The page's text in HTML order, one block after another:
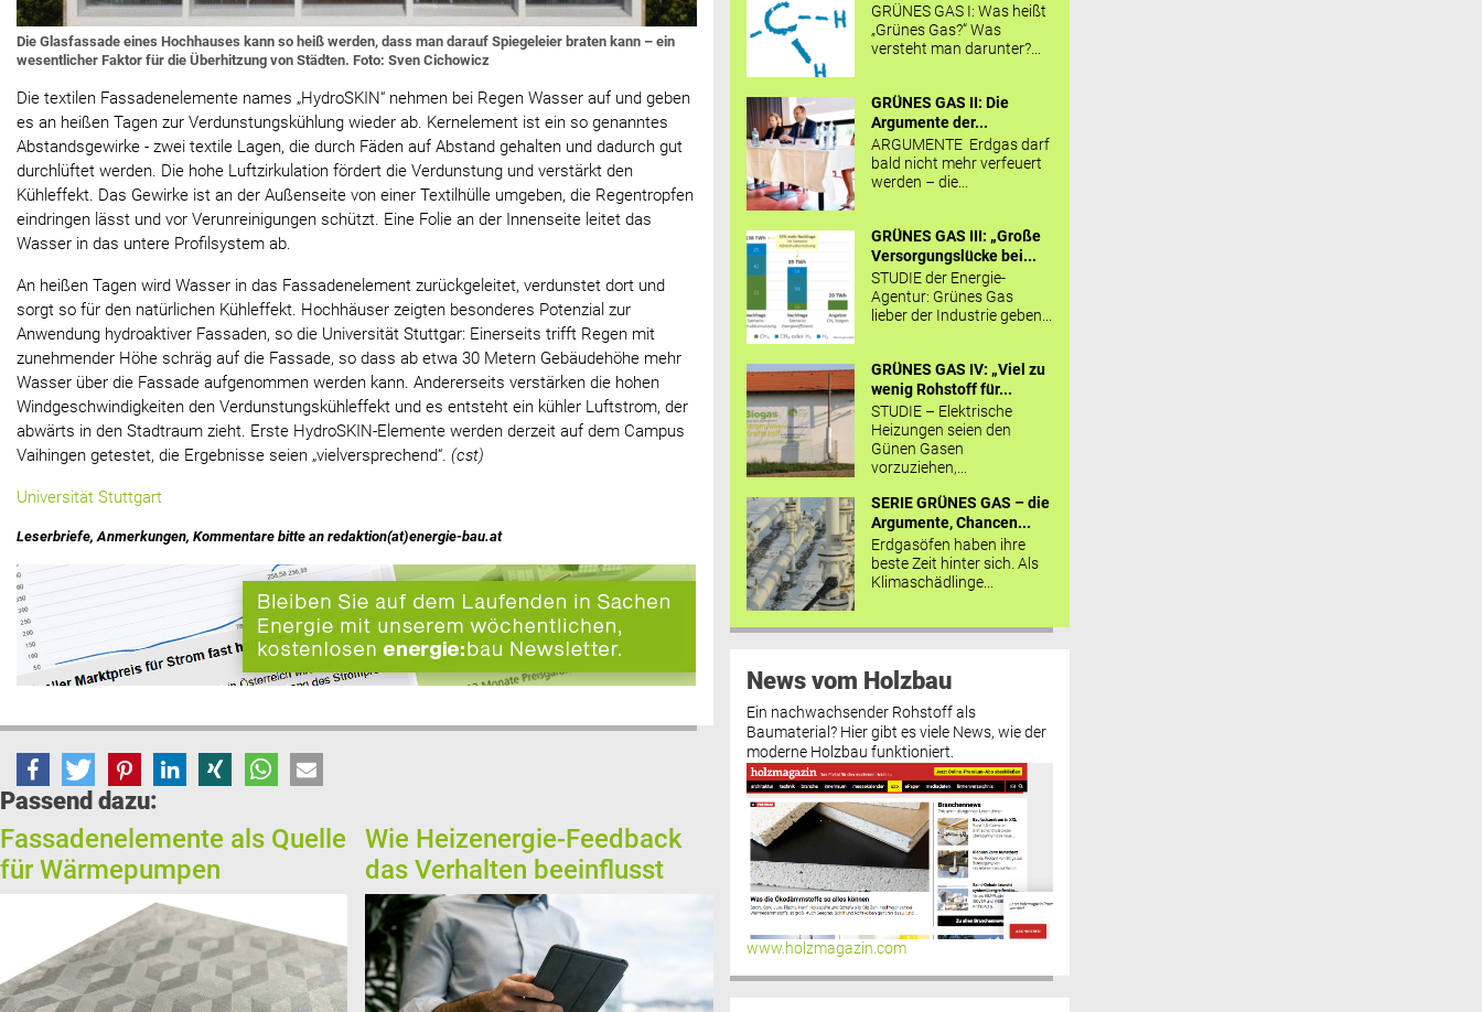
Die Glasfassade eines Hochhauses kann so heiß werden, dass man darauf Spiegeleier braten kann – ein
wesentlicher Faktor für die Überhitzung von Städten. Foto: Sven Cichowicz
Die textilen Fassadenelemente names „HydroSKIN“ nehmen bei Regen Wasser auf und geben
es an heißen Tagen zur Verdunstungskühlung wieder ab. Kernelement ist ein so genanntes
Abstandsgewirke - zwei textile Lagen, die durch Fäden auf Abstand gehalten und dadurch gut
durchlüftet werden. Die hohe Luftzirkulation fördert die Verdunstung und verstärkt den
Kühleffekt. Das Gewirke ist an der Außenseite von einer Textilhülle umgeben, die Regentropfen
eindringen lässt und vor Verunreinigungen schützt. Eine Folie an der Innenseite leitet das
Wasser in das untere Profilsystem ab.
An heißen Tagen wird Wasser in das Fassadenelement zurückgeleitet, verdunstet dort und
sorgt so für den natürlichen Kühleffekt. Hochhäuser zeigten besonderes Potenzial zur
Anwendung hydroaktiver Fassaden, so die Universität Stuttgar: Einerseits trifft Regen mit
zunehmender Höhe schräg auf die Fassade, so dass ab etwa 30 Metern Gebäudehöhe mehr
Wasser über die Fassade aufgenommen werden kann. Andererseits verstärken die hohen
Windgeschwindigkeiten den Verdunstungskühleffekt und es entsteht ein kühler Luftstrom, der
abwärts in den Stadtraum zieht. Erste HydroSKIN-Elemente werden derzeit auf dem Campus
Vaihingen getestet, die Ergebnisse seien „vielversprechend“. (cst)
Universität Stuttgart
Leserbriefe, Anmerkungen, Kommentare bitte an redaktion(at)energie-bau.at
Passend dazu:
Fassadenelemente als Quelle
für Wärmepumpen
Wie Heizenergie-Feedback
das Verhalten beeinflusst
GRÜNES GAS I: Was heißt
„Grünes Gas?“ Was
versteht man darunter?...
GRÜNES GAS II: Die
Argumente der...
ARGUMENTE Erdgas darf
bald nicht mehr verfeuert
werden – die...
GRÜNES GAS III: „Große
Versorgungslücke bei...
STUDIE der Energie-
Agentur: Grünes Gas
lieber der Industrie geben...
GRÜNES GAS IV: „Viel zu
wenig Rohstoff für...
STUDIE – Elektrische
Heizungen seien den
Günen Gasen
vorzuziehen,...
SERIE GRÜNES GAS – die
Argumente, Chancen...
Erdgasöfen haben ihre
beste Zeit hinter sich. Als
Klimaschädlinge...
News vom Holzbau
Ein nachwachsender Rohstoff als
Baumaterial? Hier gibt es viele News, wie der
moderne Holzbau funktioniert.
www.holzmagazin.com